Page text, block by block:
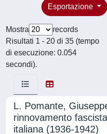
Esportazione
Mostra
records
Risultati 1 - 20 di 35 (tempo
di esecuzione: 0.054
secondi).
L. Pomante,
rinnovamento
italiana (1936-1942)